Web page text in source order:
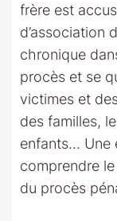
frère est
d’association
chronique
procès et se
victimes et
des familles,
enfants… Une
comprendre
du procès